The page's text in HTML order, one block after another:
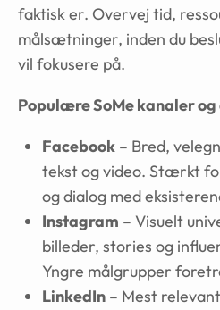
faktisk er. Overvej tid,
målsætninger, inden du
vil fokusere på.
Populære SoMe kanaler
Facebook – Bred,
tekst og video. Stærkt
og dialog med
Instagram – Visuelt
billeder, stories og
Yngre målgrupper
LinkedIn – Mest